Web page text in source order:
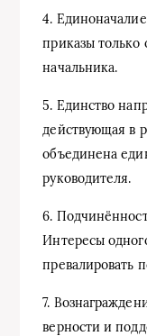
4.
приказы только
начальника.
5. Единство
действующая в
объединена
руководителя.
6.
Интересы
превалировать
7.
верности и